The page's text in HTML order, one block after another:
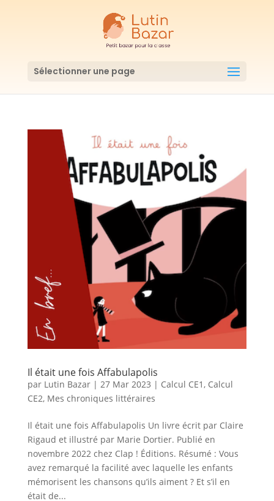
Sélectionner une page
Il était une fois Affabulapolis
par Lutin Bazar| 27 Mar 2023 | Calcul CE1, Calcul
CE2, Mes chroniques littéraires
Il était une fois Affabulapolis Un livre écrit par Claire
Rigaud et illustré par Marie Dortier. Publié en
novembre 2022 chez Clap ! Éditions. Résumé : Vous
avez remarqué la facilité avec laquelle les enfants
mémorisent les chansons qu’ils aiment ? Et s’il en
était de...